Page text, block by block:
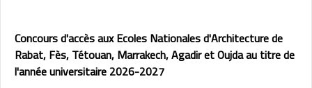
Concours d'accès aux Ecoles Nationales d'Architecture de
Rabat, Fès, Tétouan, Marrakech, Agadir et Oujda au titre de
l'année universitaire 2026-2027